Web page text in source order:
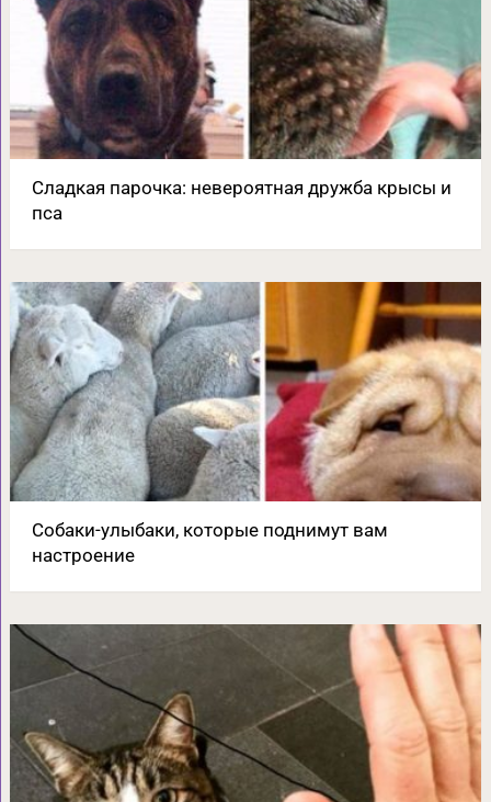
Сладкая парочка: невероятная дружба крысы и
пса
Собаки-улыбаки, которые поднимут вам
настроение